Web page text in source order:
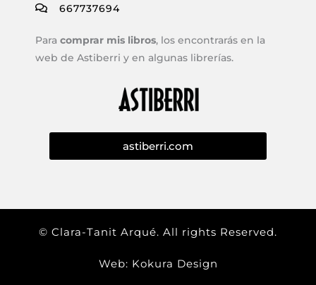
667737694
Para comprar mis libros, los encontrarás en la
web de Astiberri y en algunas librerías.
astiberri.com
© Clara-Tanit Arqué. All rights Reserved.
Web: Kokura Design